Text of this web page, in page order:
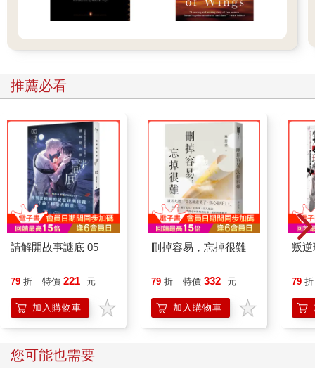
推薦必看
請解開故事謎底 05
79 折 特價 221 元
加入購物車
刪掉容易，忘掉很難
79 折 特價 332 元
加入購物車
叛逆
79 折
您可能也需要